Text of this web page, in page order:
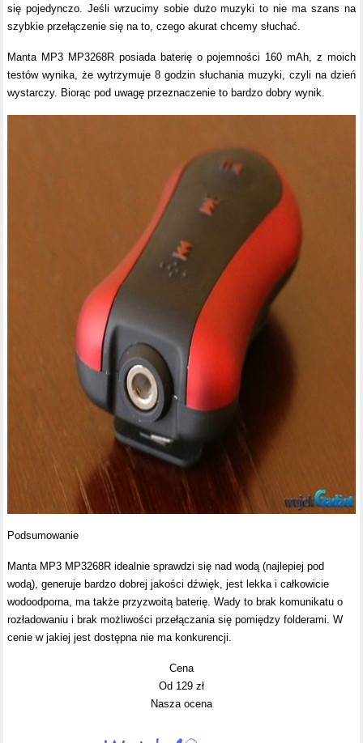
się pojedynczo. Jeśli wrzucimy sobie dużo muzyki to nie ma szans na
szybkie przełączenie się na to, czego akurat chcemy słuchać.
Manta MP3 MP3268R posiada baterię o pojemności 160 mAh, z moich
testów wynika, że wytrzymuje 8 godzin słuchania muzyki, czyli na dzień
wystarczy. Biorąc pod uwagę przeznaczenie to bardzo dobry wynik.
Podsumowanie
Manta MP3 MP3268R idealnie sprawdzi się nad wodą (najlepiej pod
wodą), generuje bardzo dobrej jakości dźwięk, jest lekka i całkowicie
wodoodporna, ma także przyzwoitą baterię. Wady to brak komunikatu o
rozładowaniu i brak możliwości przełączania się pomiędzy folderami. W
cenie w jakiej jest dostępna nie ma konkurencji.
Cena
Od 129 zł
Nasza ocena